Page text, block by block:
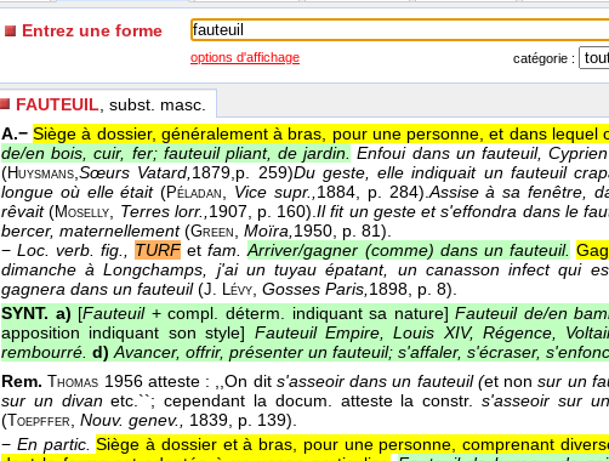
Entrez une forme
options d'affichage catégorie :
FAUTEUIL , subst. masc.
A.− Siège à dossier, généralement à bras, pour une personne, et dans lequel
de/en bois, cuir, fer; fauteuil pliant, de jardin. Enfoui dans un fauteuil,
(Huysmans,Sœurs Vatard,1879,p. 259)Du geste, elle indiquait un fauteuil
longue où elle était(Péladan, Vice supr.,1884, p. 284).Assise à sa fenêtre,
rêvait(Moselly, Terres lorr.,1907, p. 160).Il fit un geste et s'effondra dans le
bercer, maternellement(Green, Moïra,1950, p. 81).
−Loc. verb. fig., TURF etfam. Arriver/gagner (comme) dans un fauteuil.
dimanche à Longchamps, j'ai un tuyau épatant, un canasson infect qui
gagnera dans un fauteuil(J. Lévy, Gosses Paris,1898, p. 8).
SYNT. a) [Fauteuil+ compl. déterm. indiquant sa nature]Fauteuil de/en
apposition indiquant son style] Fauteuil Empire, Louis XIV, Régence,
rembourré. d)Avancer, offrir, présenter un fauteuil; s'affaler, s'écraser,
Rem.
Thomas 1956 atteste : ,,On dit s'asseoir dans un fauteuil (et nonsur un
sur un divanetc.``; cependant la docum. atteste la constr. s'asseoir sur
( Toepffer, Nouv. genev., 1839, p. 139).
− En partic. Siège à dossier et à bras, pour une personne, comprenant